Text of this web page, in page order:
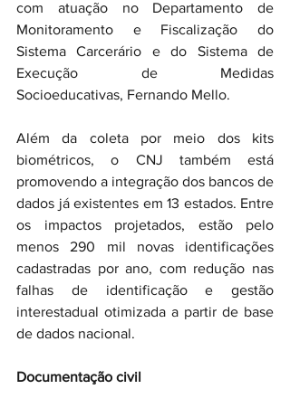
com atuação no Departamento de
Monitoramento e Fiscalização do
Sistema Carcerário e do Sistema de
Execução de Medidas
Socioeducativas, Fernando Mello.
Além da coleta por meio dos kits
biométricos, o CNJ também está
promovendo a integração dos bancos de
dados já existentes em 13 estados. Entre
os impactos projetados, estão pelo
menos 290 mil novas identificações
cadastradas por ano, com redução nas
falhas de identificação e gestão
interestadual otimizada a partir de base
de dados nacional.
Documentação civil